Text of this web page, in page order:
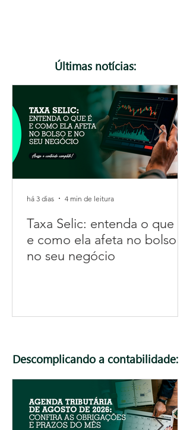
Últimas notícias:
Taxa Selic: entenda o que é
e como ela afeta no bolso e
no seu negócio
há 3 dias 4 min de leitura
Descomplicando a contabilidade: